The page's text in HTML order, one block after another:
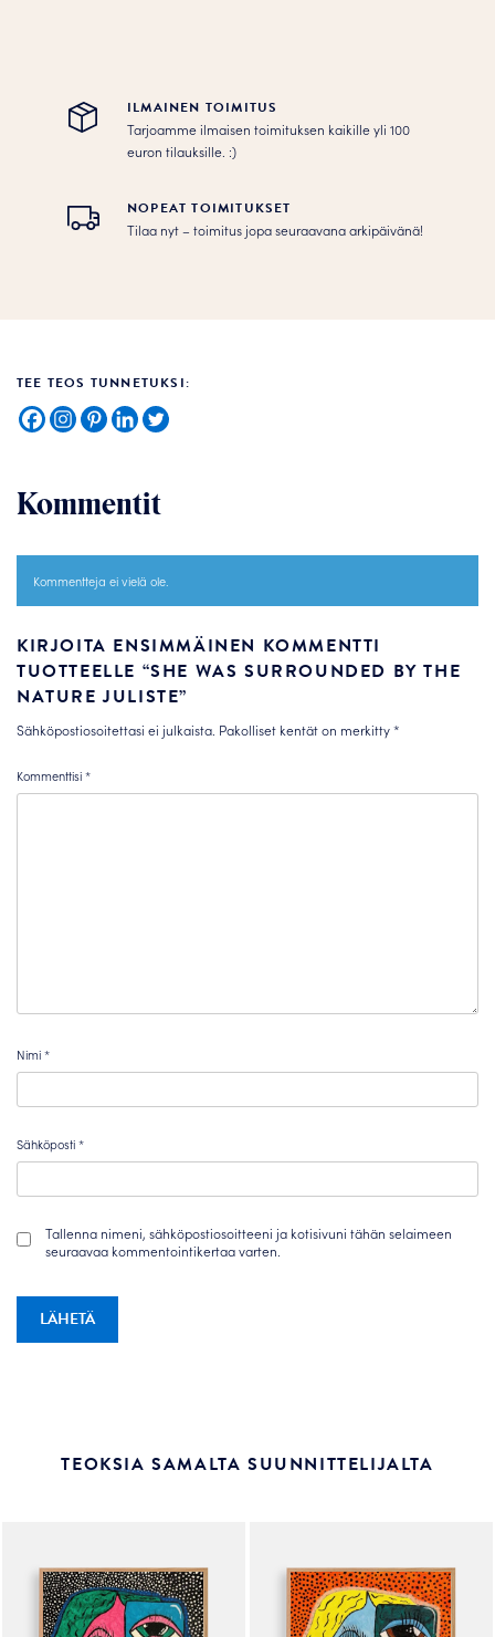
ILMAINEN TOIMITUS
Tarjoamme ilmaisen toimituksen kaikille yli 100
euron tilauksille. :­­)
NOPEAT TOIMITUKSET
Tilaa nyt – toimitus jopa seuraavana arkipäivänä!
TEE TEOS TUNNETUKSI:
Kommentit
Kommentteja ei vielä ole.
KIRJOITA ENSIMMÄINEN KOMMENTTI
TUOTTEELLE “SHE WAS SURROUNDED BY THE
NATURE JULISTE”
Sähköpostiosoitettasi ei julkaista. Pakolliset kentät on merkitty*
Kommenttisi*
Nimi*
Sähköposti*
Tallenna nimeni, sähköpostiosoitteeni ja kotisivuni tähän selaimeen
seuraavaa kommentointikertaa varten.
TEOKSIA SAMALTA SUUNNITTELIJALTA